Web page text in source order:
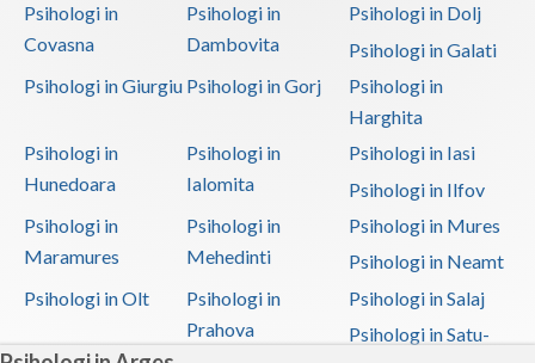
Psihologi in
Covasna
Psihologi in
Dambovita
Psihologi in Dolj
Psihologi in Galati
Psihologi in Giurgiu Psihologi in Gorj
Psihologi in
Harghita
Psihologi in
Hunedoara
Psihologi in
Ialomita
Psihologi in Iasi
Psihologi in Ilfov
Psihologi in
Maramures
Psihologi in
Mehedinti
Psihologi in Mures
Psihologi in Neamt
Psihologi in Olt
Psihologi in
Prahova
Psihologi in Salaj
Psihologi in Satu-